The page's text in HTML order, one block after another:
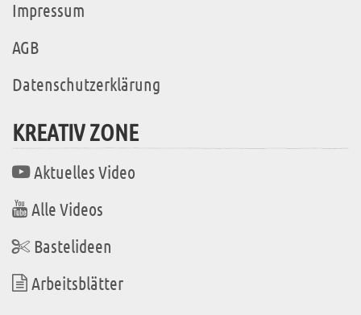
Impressum
AGB
Datenschutzerklärung
KREATIV ZONE
Aktuelles Video
Alle Videos
Bastelideen
Arbeitsblätter